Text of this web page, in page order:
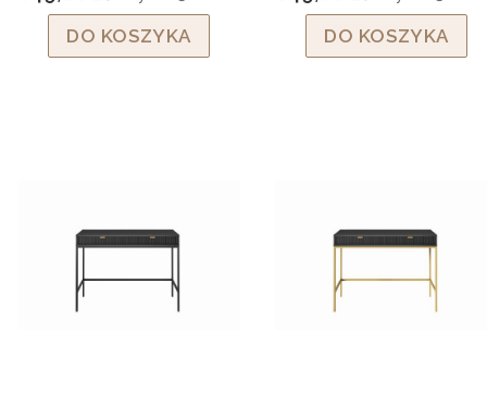
Livaro T104
DO KOSZYKA
Livaro T104
DO KOSZYKA